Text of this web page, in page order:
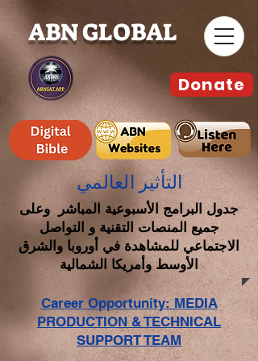
ABN GLOBAL
التأثير العالمي
جدول البرامج الأسبوعية المباشر وعلى
جميع المنصات التقنية و التواصل
الاجتماعي للمشاهدة في أوروبا والشرق
الأوسط وأمريكا الشمالية
Donate
Career Opportunity: MEDIA
PRODUCTION & TECHNICAL
SUPPORT TEAM